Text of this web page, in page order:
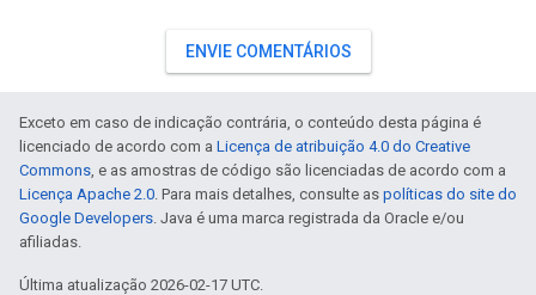
ENVIE COMENTÁRIOS
Exceto em caso de indicação contrária, o conteúdo desta página é
licenciado de acordo com a Licença de atribuição 4.0 do Creative
Commons, e as amostras de código são licenciadas de acordo com a
Licença Apache 2.0. Para mais detalhes, consulte as políticas do site do
Google Developers. Java é uma marca registrada da Oracle e/ou
afiliadas.
Última atualização 2026-02-17 UTC.